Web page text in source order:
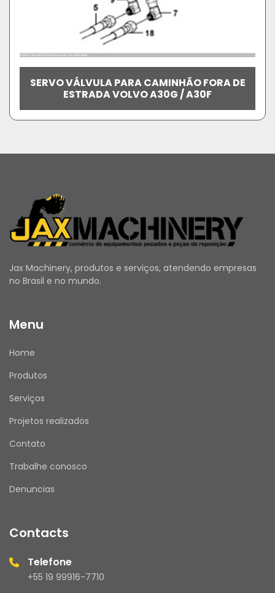
SERVO VÁLVULA PARA CAMINHÃO FORA DE
ESTRADA VOLVO A30G / A30F
Jax Machinery, produtos e serviços, atendendo empresas
no Brasil e no mundo.
Menu
Home
Produtos
Serviços
Projetos realizados
Contato
Trabalhe conosco
Denuncias
Contacts
Telefone
+55 19 99916-7710